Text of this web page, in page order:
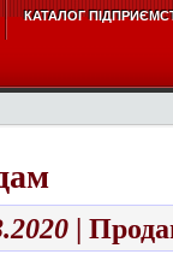
КАТАЛОГ
|